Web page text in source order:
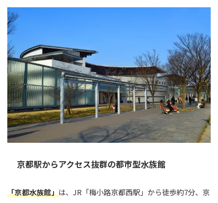
京都駅からアクセス抜群の都市型水族館
「京都水族館」は、JR「梅小路京都西駅」から徒歩約7分、京